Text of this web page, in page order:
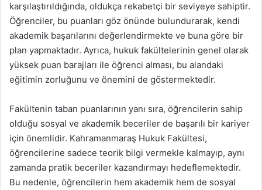
karşılaştırıldığında, oldukça rekabetçi bir seviyeye sahiptir.
Öğrenciler, bu puanları göz önünde bulundurarak, kendi
akademik başarılarını değerlendirmekte ve buna göre bir
plan yapmaktadır. Ayrıca, hukuk fakültelerinin genel olarak
yüksek puan barajları ile öğrenci alması, bu alandaki
eğitimin zorluğunu ve önemini de göstermektedir.
Fakültenin taban puanlarının yanı sıra, öğrencilerin sahip
olduğu sosyal ve akademik beceriler de başarılı bir kariyer
için önemlidir. Kahramanmaraş Hukuk Fakültesi,
öğrencilerine sadece teorik bilgi vermekle kalmayıp, aynı
zamanda pratik beceriler kazandırmayı hedeflemektedir.
Bu nedenle, öğrencilerin hem akademik hem de sosyal